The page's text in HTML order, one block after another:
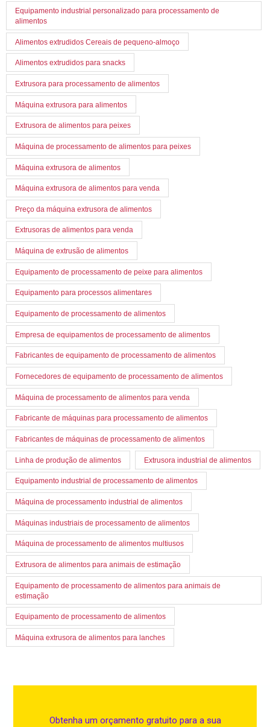
Equipamento industrial personalizado para processamento de
alimentos
Alimentos extrudidos Cereais de pequeno-almoço
Alimentos extrudidos para snacks
Extrusora para processamento de alimentos
Máquina extrusora para alimentos
Extrusora de alimentos para peixes
Máquina de processamento de alimentos para peixes
Máquina extrusora de alimentos
Máquina extrusora de alimentos para venda
Preço da máquina extrusora de alimentos
Extrusoras de alimentos para venda
Máquina de extrusão de alimentos
Equipamento de processamento de peixe para alimentos
Equipamento para processos alimentares
Equipamento de processamento de alimentos
Empresa de equipamentos de processamento de alimentos
Fabricantes de equipamento de processamento de alimentos
Fornecedores de equipamento de processamento de alimentos
Máquina de processamento de alimentos para venda
Fabricante de máquinas para processamento de alimentos
Fabricantes de máquinas de processamento de alimentos
Linha de produção de alimentos Extrusora industrial de alimentos
Equipamento industrial de processamento de alimentos
Máquina de processamento industrial de alimentos
Máquinas industriais de processamento de alimentos
Máquina de processamento de alimentos multiusos
Extrusora de alimentos para animais de estimação
Equipamento de processamento de alimentos para animais de
estimação
Equipamento de processamento de alimentos
Máquina extrusora de alimentos para lanches
Obtenha um orçamento gratuito para a sua